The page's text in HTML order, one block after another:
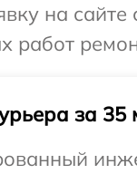
на
работ
за 35